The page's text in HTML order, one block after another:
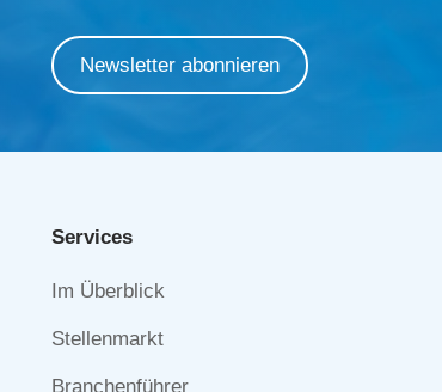
Newsletter abonnieren
Services
Navigation
Im Überblick
Stellenmarkt
Branchenführer